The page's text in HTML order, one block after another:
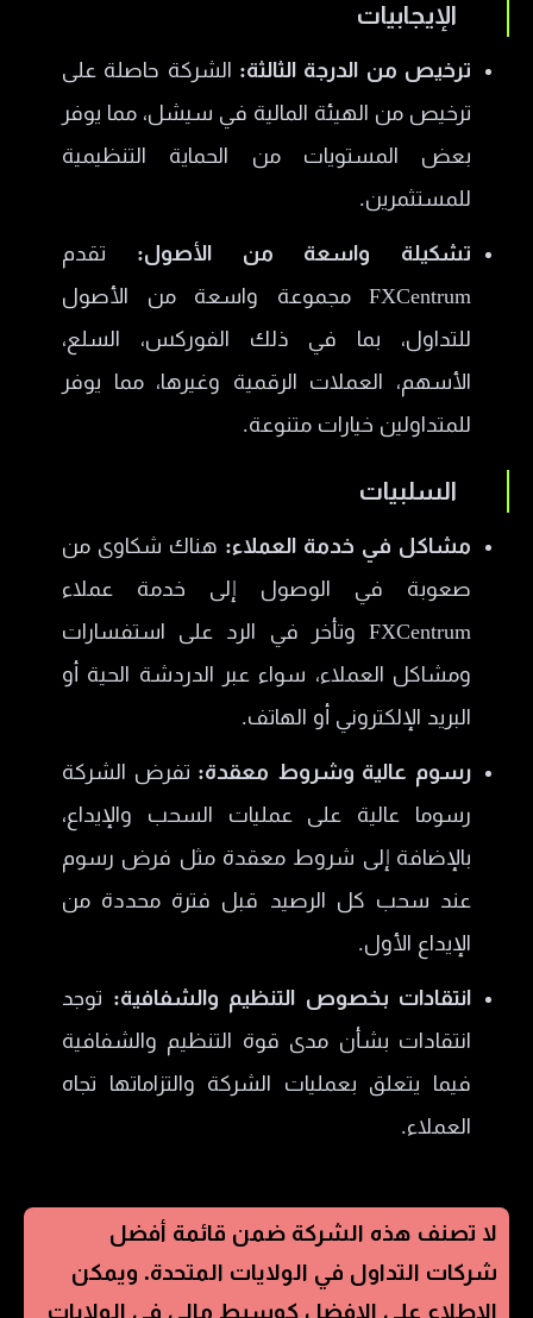
الإيجابيات
ترخيص من الدرجة الثالثة: الشركة حاصلة على
ترخيص من الهيئة المالية في سيشل، مما يوفر
بعض المستويات من الحماية التنظيمية
للمستثمرين.
تشكيلة واسعة من الأصول: تقدم
FXCentrum مجموعة واسعة من الأصول
للتداول، بما في ذلك الفوركس، السلع،
الأسهم، العملات الرقمية وغيرها، مما يوفر
للمتداولين خيارات متنوعة.
السلبيات
مشاكل في خدمة العملاء: هناك شكاوى من
صعوبة في الوصول إلى خدمة عملاء
FXCentrum وتأخر في الرد على استفسارات
ومشاكل العملاء، سواء عبر الدردشة الحية أو
البريد الإلكتروني أو الهاتف.
رسوم عالية وشروط معقدة: تفرض الشركة
رسوما عالية على عمليات السحب والإيداع،
بالإضافة إلى شروط معقدة مثل فرض رسوم
عند سحب كل الرصيد قبل فترة محددة من
الإيداع الأول.
انتقادات بخصوص التنظيم والشفافية: توجد
انتقادات بشأن مدى قوة التنظيم والشفافية
فيما يتعلق بعمليات الشركة والتزاماتها تجاه
العملاء.
لا تصنف هذه الشركة ضمن قائمة أفضل
شركات التداول في الولايات المتحدة. ويمكن
الاطلاع على الافضل كوسيط مالي في الولايات